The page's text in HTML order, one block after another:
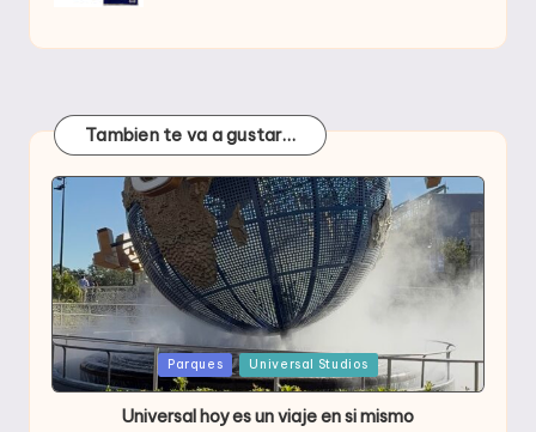
Tambien te va a gustar…
Publicada
en
Parques Universal Studios
Universal hoy es un viaje en si mismo